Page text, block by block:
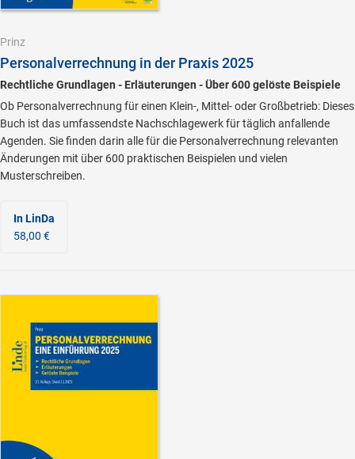
Prinz
Personalverrechnung in der Praxis 2025
Rechtliche Grundlagen - Erläuterungen - Über 600 gelöste Beispiele
Ob Personalverrechnung für einen Klein-, Mittel- oder Großbetrieb: Dieses
Buch ist das umfassendste Nachschlagewerk für täglich anfallende
Agenden. Sie finden darin alle für die Personalverrechnung relevanten
Änderungen mit über 600 praktischen Beispielen und vielen
Musterschreiben.
In LinDa
58,00 €